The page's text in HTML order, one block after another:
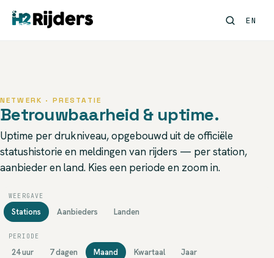
EN
NETWERK · PRESTATIE
Betrouwbaarheid & uptime.
Uptime per drukniveau, opgebouwd uit de officiële
statushistorie en meldingen van rijders — per station,
aanbieder en land. Kies een periode en zoom in.
WEERGAVE
Stations Aanbieders Landen
PERIODE
24 uur 7 dagen Maand Kwartaal Jaar